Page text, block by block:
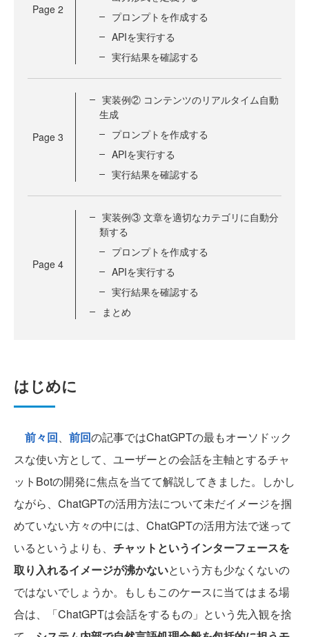
Page 2
プロンプトを作成する
APIを実行する
実行結果を確認する
Page 3
実装例② コンテンツのリアルタイム自動
生成
プロンプトを作成する
APIを実行する
実行結果を確認する
Page 4
実装例③ 文章を適切なカテゴリに自動分
類する
プロンプトを作成する
APIを実行する
実行結果を確認する
まとめ
はじめに
前々回 前回の記事ではChatGPTの最もオーソドック
スな使い方として、ユーザーとの会話を主軸とするチャ
ットBotの開発に焦点を当てて解説してきました。しかし
ながら、ChatGPTの活用方法について未だイメージを掴
めていない方々の中には、ChatGPTの活用方法で迷って
いるというよりも、 チャットというインターフェースを
取り入れるイメージが沸かないという方も少なくないの
ではないでしょうか。もしもこのケースに当てはまる場
合は、「ChatGPTは会話をするもの」という先入観を捨